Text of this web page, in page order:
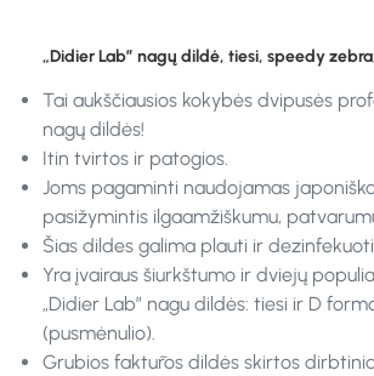
„Didier Lab” nagų dildė, tiesi, speedy
Tai aukščiausios kokybės dvipusės
nagų dildės!
Itin tvirtos ir patogios.
Joms pagaminti naudojamas
pasižymintis ilgaamžiškumu,
Šias dildes galima plauti ir
Yra įvairaus šiurkštumo ir dviejų
„Didier Lab” nagu dildės: tiesi ir D
(pusmėnulio).
Grubios faktūros dildės skirtos